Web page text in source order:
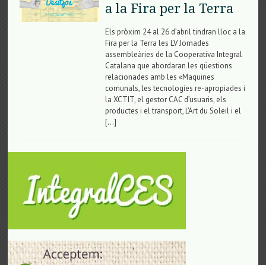
a la Fira per la Terra
Els pròxim 24 al 26 d’abril tindran lloc a la
Fira per la Terra les LV Jornades
assembleàries de la Cooperativa Integral
Catalana que abordaran les qüestions
relacionades amb les «Maquines
comunals, les tecnologies re-apropiades i
la XCTIT, el gestor CAC d’usuaris, els
productes i el transport, L’Art du Soleil i el
[…]